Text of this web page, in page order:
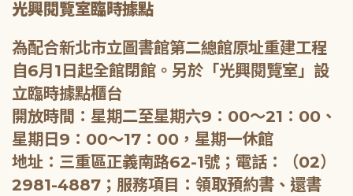
光興閱覽室臨時據點
為配合新北市立圖書館第二總館原址重建工程
自6月1日起全館閉館。另於「光興閱覽室」設
立臨時據點櫃台
開放時間：星期二至星期六9：00～21：00、
星期日9：00～17：00，星期一休館
地址：三重區正義南路62-1號；電話：（02）
2981-4887；服務項目：領取預約書、還書